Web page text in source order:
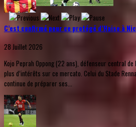
C’est confirmé pour ce protégé d’Haise à
28 Juillet 2026
Kojo Peprah Oppong (22 ans), défenseur central de
plus d’intérêts sur ce mercato. Celui du Stade
continue de préparer ses...